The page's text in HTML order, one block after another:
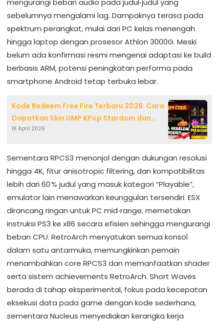
mengurangi beban audio pada judul‑judul yang
sebelumnya mengalami lag. Dampaknya terasa pada
spektrum perangkat, mulai dari PC kelas menengah
hingga laptop dengan prosesor Athlon 3000G. Meski
belum ada konfirmasi resmi mengenai adaptasi ke build
berbasis ARM, potensi peningkatan performa pada
smartphone Android tetap terbuka lebar.
Kode Redeem Free Fire Terbaru 2026: Cara
Dapatkan Skin UMP KPop Stardom dan
Hadiah Eksklusif
18 April 2026
Sementara RPCS3 menonjol dengan dukungan resolusi
hingga 4K, fitur anisotropic filtering, dan kompatibilitas
lebih dari 60 % judul yang masuk kategori “Playable”,
emulator lain menawarkan keunggulan tersendiri. ESX
dirancang ringan untuk PC mid‑range, memetakan
instruksi PS3 ke x86 secara efisien sehingga mengurangi
beban CPU. RetroArch menyatukan semua konsol
dalam satu antarmuka, memungkinkan pemain
menambahkan core RPCS3 dan memanfaatkan shader
serta sistem achievements RetroArch. Short Waves
berada di tahap eksperimental, fokus pada kecepatan
eksekusi data pada game dengan kode sederhana,
sementara Nucleus menyediakan kerangka kerja